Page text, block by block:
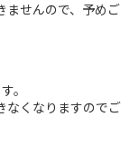
ませんので、予めご
。
なくなりますのでご